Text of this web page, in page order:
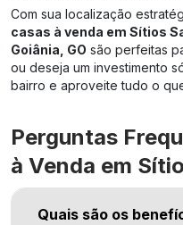
Com sua localização
casas à venda em Sítios
Goiânia, GO são perfeitas
ou deseja um investimento
bairro e aproveite tudo o
Perguntas
à Venda em
Quais são os